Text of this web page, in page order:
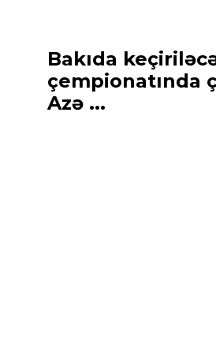
Bakıda
çempionatında
Azə ...